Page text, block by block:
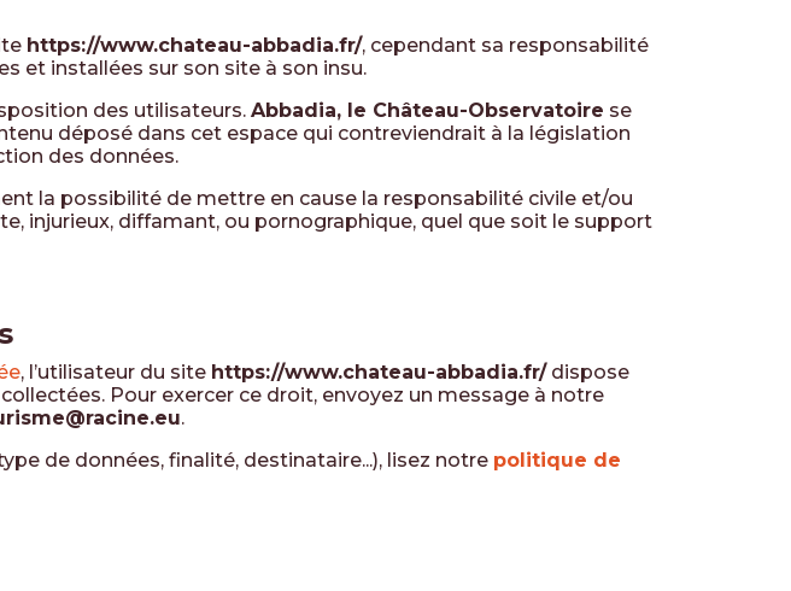
https://www.chateau-abbadia.fr/, cependant sa responsabilité
et installées sur son site à son insu.
des utilisateurs. Abbadia, le Château-Observatoire se
déposé dans cet espace qui contreviendrait à la législation
des données.
la possibilité de mettre en cause la responsabilité civile et/ou
injurieux, diffamant, ou pornographique, quel que soit le support
, l’utilisateur du site https://www.chateau-abbadia.fr/dispose
Pour exercer ce droit, envoyez un message à notre
.
de données, finalité, destinataire...), lisez notre politique de